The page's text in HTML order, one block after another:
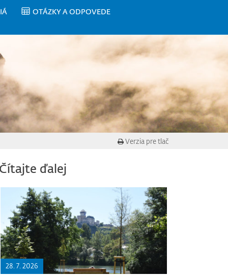
OTÁZKY A ODPOVEDE
Verzia pre tlač
ďalej
28. 7. 2026